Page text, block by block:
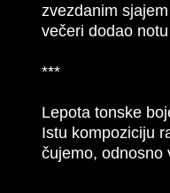
zvezdanim
večeri dodao
***
Lepota tonske
Istu kompoziciju
čujemo, odnosno